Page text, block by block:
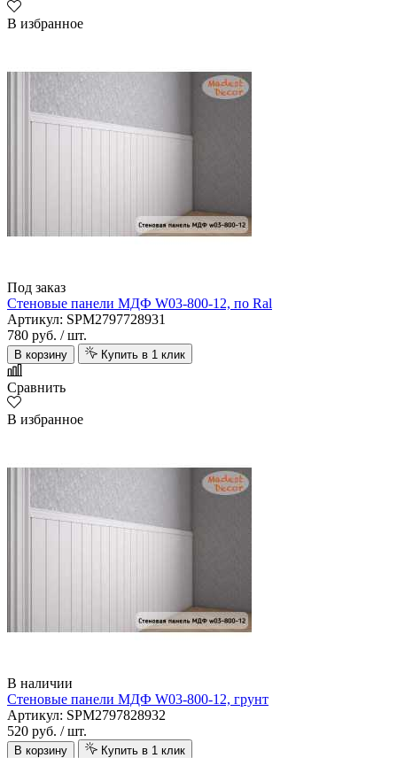
Alta Step
Amoage
В избранное
Под заказ
Стеновые панели МДФ W03-800-12, по Ral
Артикул: SPM2797728931
780 руб. / шт.
В корзину Купить в 1 клик
Сравнить
В избранное
В наличии
Стеновые панели МДФ W03-800-12, грунт
Артикул: SPM2797828932
520 руб. / шт.
В корзину Купить в 1 клик